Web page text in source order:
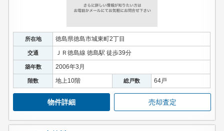
所在地 徳島県徳島市城東町2丁目
交通 ＪＲ徳島線 徳島駅 徒歩39分
築年数 2006年3月
階数 地上10階 総戸数 64戸
物件詳細 売却査定